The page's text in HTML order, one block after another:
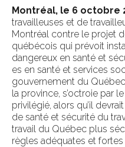
Montréal, le 6 octobre
travailleuses et de
Montréal contre le projet
québécois qui prévoit
dangereux en santé et
es en santé et services
gouvernement du
la province, s’octroie par
privilégié, alors qu’il
de santé et sécurité du
travail du Québec plus
règles adéquates et fortes